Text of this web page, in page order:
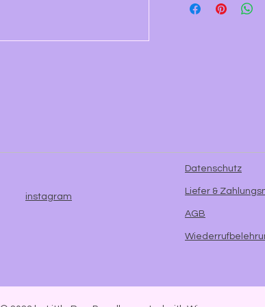
instagram
Datenschutz
Liefer &
AGB